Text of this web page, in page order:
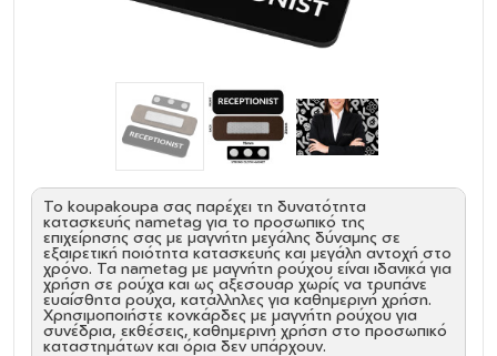
Το koupakoupa σας παρέχει τη δυνατότητα
κατασκευής nametag για το προσωπικό της
επιχείρησης σας με μαγνήτη μεγάλης δύναμης σε
εξαιρετική ποιότητα κατασκευής και μεγάλη αντοχή στο
χρόνο. Τα nametag με μαγνήτη ρούχου είναι ιδανικά για
χρήση σε ρούχα και ως αξεσουάρ χωρίς να τρυπάνε
ευαίσθητα ρούχα, κατάλληλες για καθημερινή χρήση.
Χρησιμοποιήστε κονκάρδες με μαγνήτη ρούχου για
συνέδρια, εκθέσεις, καθημερινή χρήση στο προσωπικό
καταστημάτων και όρια δεν υπάρχουν.